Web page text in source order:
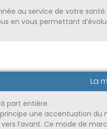
au service de votre santé.
en vous permettant
La
part entière.
une accentuation du
l’avant. Ce mode de